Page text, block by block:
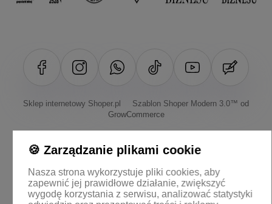
Sklep internetowy Shoper.pl Szablon Shoper Modern 3.0™ od
GrowCommerce
🍪 Zarządzanie plikami cookie
Nasza strona wykorzystuje pliki cookies, aby
zapewnić jej prawidłowe działanie, zwiększyć
wygodę korzystania z serwisu, analizować statystyki